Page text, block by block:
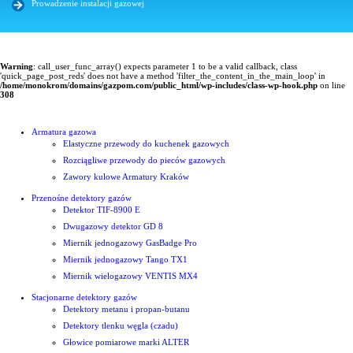
Prowadzenie instalacji gazowej
Warning: call_user_func_array() expects parameter 1 to be a valid callback, class
'quick_page_post_reds' does not have a method 'filter_the_content_in_the_main_loop' in
/home/monokrom/domains/gazpom.com/public_html/wp-includes/class-wp-hook.php on line
308
Armatura gazowa
Elastyczne przewody do kuchenek gazowych
Rozciągliwe przewody do pieców gazowych
Zawory kulowe Armatury Kraków
Przenośne detektory gazów
Detektor TIF-8900 E
Dwugazowy detektor GD 8
Miernik jednogazowy GasBadge Pro
Miernik jednogazowy Tango TX1
Miernik wielogazowy VENTIS MX4
Stacjonarne detektory gazów
Detektory metanu i propan-butanu
Detektory tlenku węgla (czadu)
Głowice pomiarowe marki ALTER